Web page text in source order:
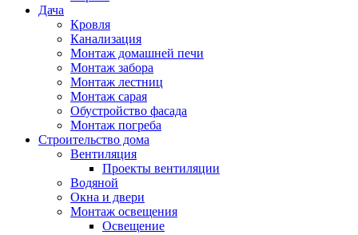
Дача
Кровля
Канализация
Монтаж домашней печи
Монтаж забора
Монтаж лестниц
Монтаж сарая
Обустройство фасада
Монтаж погреба
Строительство дома
Вентиляция
Проекты вентиляции
Водяной
Окна и двери
Монтаж освещения
Освещение